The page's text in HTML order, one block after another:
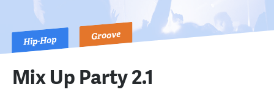
Hip-Hop Groove
Mix Up Party 2.1